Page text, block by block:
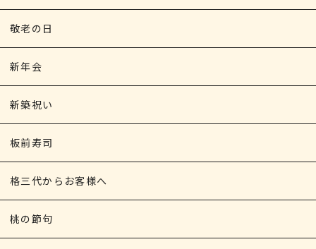
敬老の日
新年会
新築祝い
板前寿司
格三代からお客様へ
桃の節句